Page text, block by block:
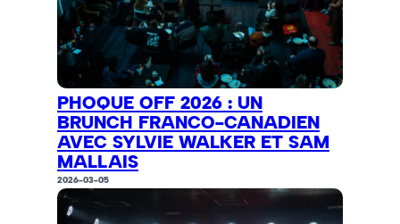
PHOQUE OFF 2026 : UN
BRUNCH FRANCO-CANADIEN
AVEC SYLVIE WALKER ET SAM
MALLAIS
2026-03-05